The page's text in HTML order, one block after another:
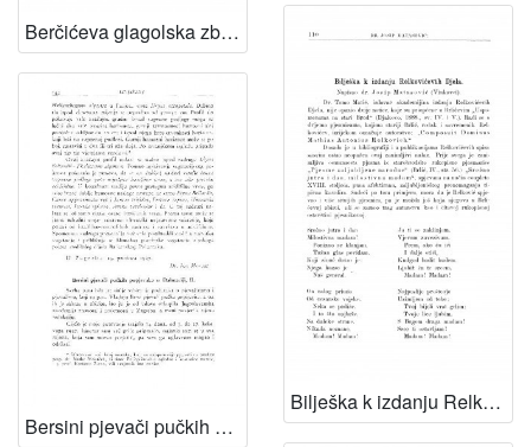
Berčićeva glagolska zbirka u Petrogradu / I. Milčetić
Bersini pjevači pučkih popjevaka u Dalmaciji, II / B. Širola
Bilješka k izdanju Relkovićevih Djela / J. Matasović